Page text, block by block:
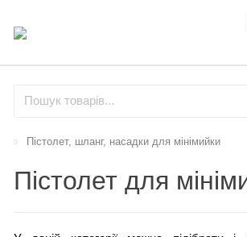
Пістолет, шланг, насадки для мінімийки
Пістолет для